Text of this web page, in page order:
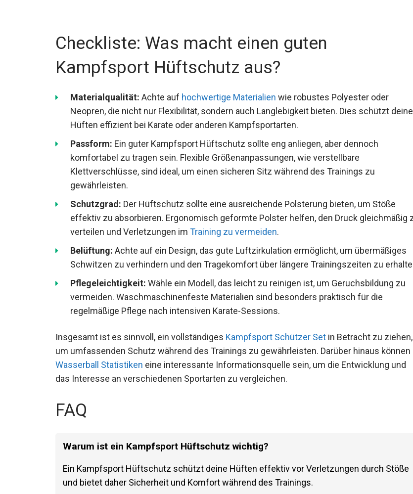
Checkliste: Was macht einen guten
Kampfsport Hüftschutz aus?
Materialqualität: Achte auf hochwertige Materialien wie robustes Polyester oder
Neopren, die nicht nur Flexibilität, sondern auch Langlebigkeit bieten. Dies schützt deine
Hüften effizient bei Karate oder anderen Kampfsportarten.
Passform: Ein guter Kampfsport Hüftschutz sollte eng anliegen, aber dennoch
komfortabel zu tragen sein. Flexible Größenanpassungen, wie verstellbare
Klettverschlüsse, sind ideal, um einen sicheren Sitz während des Trainings zu
gewährleisten.
Schutzgrad: Der Hüftschutz sollte eine ausreichende Polsterung bieten, um Stöße
effektiv zu absorbieren. Ergonomisch geformte Polster helfen, den Druck gleichmäßig
zu verteilen und Verletzungen imTraining zu vermeiden
Belüftung: Achte auf ein Design, das gute Luftzirkulation ermöglicht, um übermäßiges
Schwitzen zu verhindern und den Tragekomfort über längere Trainingszeiten zu
erhalten.
Pflegeleichtigkeit:Wähle ein Modell, das leicht zu reinigen ist, um Geruchsbildung zu
vermeiden. Waschmaschinenfeste Materialien sind besonders praktisch für die
Insgesamt ist es sinnvoll, ein vollständigesKampfsport Schützer Setin Betracht zu ziehen,
um umfassenden Schutz während des Trainings zu gewährleisten. Darüber hinaus können
Wasserball Statistikeneine interessante Informationsquelle sein, um die Entwicklung und
FAQ
Ein Kampfsport Hüftschutz schützt deine Hüften effektiv vor Verletzungen durch Stöße